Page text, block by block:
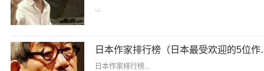
...
日本作
日本作家排行榜...